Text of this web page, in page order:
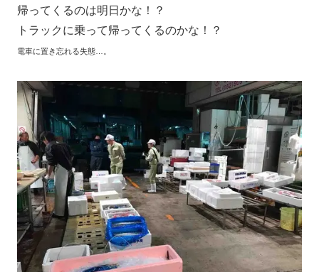
帰ってくるのは明日かな！？
トラックに乗って帰ってくるのかな！？
電車に置き忘れる失態…。